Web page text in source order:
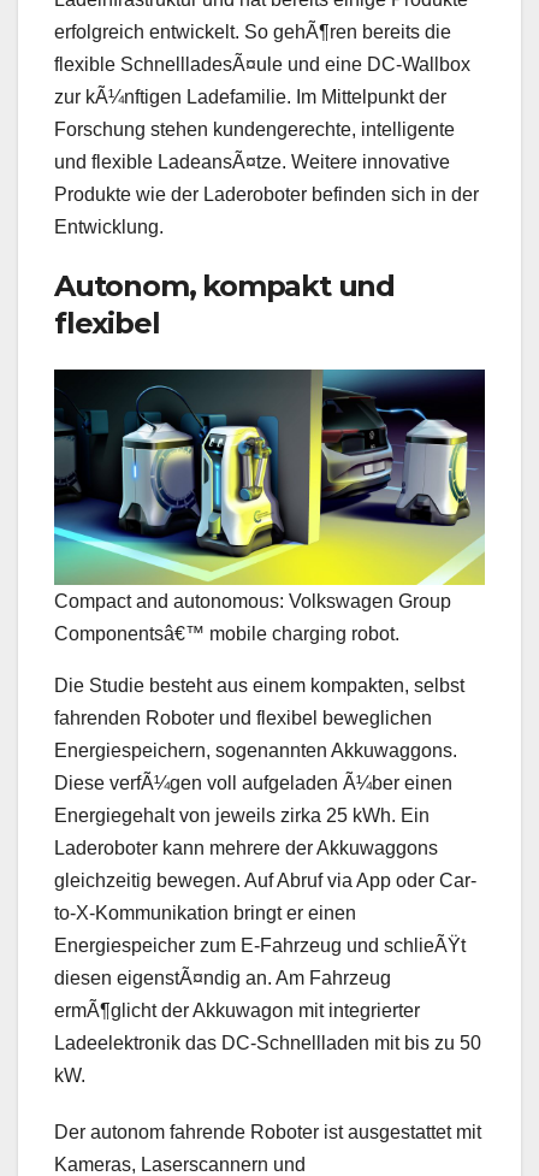
erfolgreich entwickelt. So gehÃ¶ren bereits die
flexible SchnellladesÃ¤ule und eine DC-Wallbox
zur kÃ¼nftigen Ladefamilie. Im Mittelpunkt der
Forschung stehen kundengerechte, intelligente
und flexible LadeansÃ¤tze. Weitere innovative
Produkte wie der Laderoboter befinden sich in der
Entwicklung.
Autonom, kompakt und
flexibel
Compact and autonomous: Volkswagen Group
Componentsâ€™ mobile charging robot.
Die Studie besteht aus einem kompakten, selbst
fahrenden Roboter und flexibel beweglichen
Energiespeichern, sogenannten Akkuwaggons.
Diese verfÃ¼gen voll aufgeladen Ã¼ber einen
Energiegehalt von jeweils zirka 25 kWh. Ein
Laderoboter kann mehrere der Akkuwaggons
gleichzeitig bewegen. Auf Abruf via App oder Car-
to-X-Kommunikation bringt er einen
Energiespeicher zum E-Fahrzeug und schlieÃŸt
diesen eigenstÃ¤ndig an. Am Fahrzeug
ermÃ¶glicht der Akkuwagon mit integrierter
Ladeelektronik das DC-Schnellladen mit bis zu 50
kW.
Der autonom fahrende Roboter ist ausgestattet mit
Kameras, Laserscannern und